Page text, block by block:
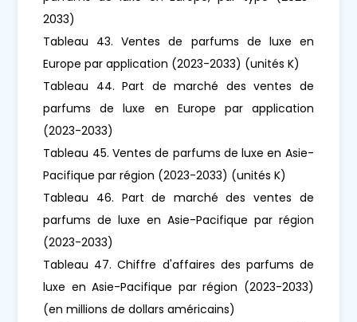
2033)
Tableau 43. Ventes de parfums de luxe en
Europe par application (2023-2033) (unités K)
Tableau 44. Part de marché des ventes de
parfums de luxe en Europe par application
(2023-2033)
Tableau 45. Ventes de parfums de luxe en Asie-
Pacifique par région (2023-2033) (unités K)
Tableau 46. Part de marché des ventes de
parfums de luxe en Asie-Pacifique par région
(2023-2033)
Tableau 47. Chiffre d'affaires des parfums de
luxe en Asie-Pacifique par région (2023-2033)
(en millions de dollars américains)